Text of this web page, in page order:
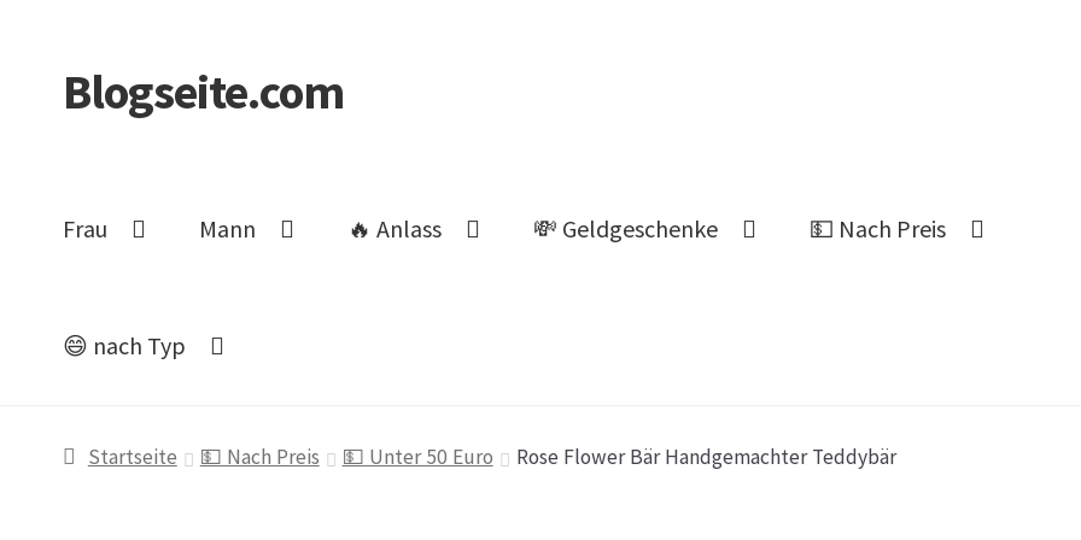
Zur
Navigation
Zum
Blogseite.com
Frau Mann 🔥 Anlass 💸 Geldgeschenke 💵 Nach Preis
😄 nach Typ
Start Datenschutzerklärung Impressum Keine Ahnung welches Geschenk?
Startseite 💵 Nach Preis 💵 Unter 50 Euro Rose Flower Bär Handgemachter Teddybär